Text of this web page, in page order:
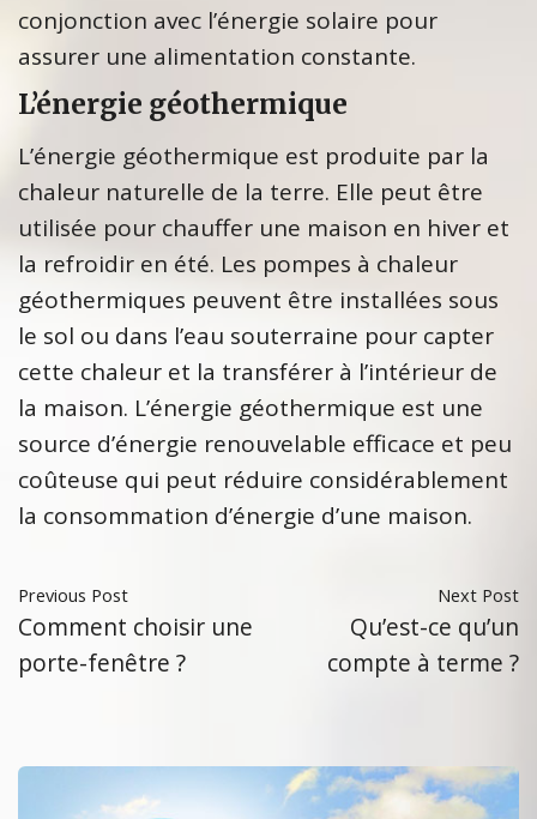
conjonction avec l’énergie solaire pour
assurer une alimentation constante.
L’énergie géothermique
L’énergie géothermique est produite par la
chaleur naturelle de la terre. Elle peut être
utilisée pour chauffer une maison en hiver et
la refroidir en été. Les pompes à chaleur
géothermiques peuvent être installées sous
le sol ou dans l’eau souterraine pour capter
cette chaleur et la transférer à l’intérieur de
la maison. L’énergie géothermique est une
source d’énergie renouvelable efficace et peu
coûteuse qui peut réduire considérablement
la consommation d’énergie d’une maison.
Previous Post
Comment choisir une
porte-fenêtre ?
Next Post
Qu’est-ce qu’un
compte à terme ?